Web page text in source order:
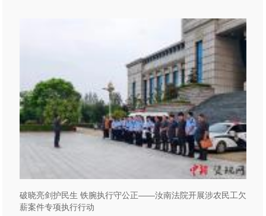
破晓亮剑护民生 铁腕执行守公正——汝南法院开展涉农民工欠
薪案件专项执行行动